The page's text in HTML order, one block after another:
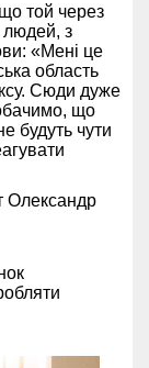
той через
людей, з
«Мені це
область
Сюди дуже
що
будуть чути
Олександр